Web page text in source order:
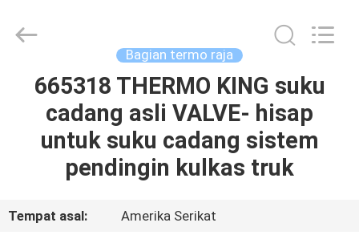
RUMAH
PRODUK
TENTANG
KAMI
INDUSTRY
Reserved.
Bagian termo raja
665318 THERMO KING suku
cadang asli VALVE- hisap
untuk suku cadang sistem
pendingin kulkas truk
Tempat asal:
Amerika Serikat